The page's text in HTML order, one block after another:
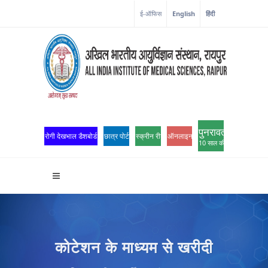
ई-ऑफिस English हिंदी
रोगी देखभाल डैशबोर्ड छात्र पोर्टल स्क्रीन रीडर एक्सेसऑनलाइन ओपीडी पंजीकरण
पुनरावर्तन
10 साल की उत्कृष्टता
कोटेशन के माध्यम से खरीदी